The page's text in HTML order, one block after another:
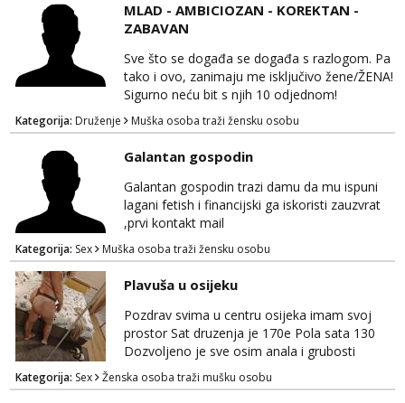
guza ... Javi se 🔥Samo na mail.
MLAD - AMBICIOZAN - KOREKTAN -
ZABAVAN
Sve što se događa se događa s razlogom. Pa
tako i ovo, zanimaju me isključivo žene/ŽENA!
Sigurno neću bit s njih 10 odjednom!
Kategorija: Druženje Muška osoba traži žensku osobu
Galantan gospodin
Galantan gospodin trazi damu da mu ispuni
lagani fetish i financijski ga iskoristi zauzvrat
,prvi kontakt mail
Kategorija: Sex Muška osoba traži žensku osobu
Plavuša u osijeku
Pozdrav svima u centru osijeka imam svoj
prostor Sat druzenja je 170e Pola sata 130
Dozvoljeno je sve osim anala i grubosti
Prodajem i svoja videa ako nekog zanima Za
dogovor javite se na wocap 0919282417
Kategorija: Sex Ženska osoba traži mušku osobu